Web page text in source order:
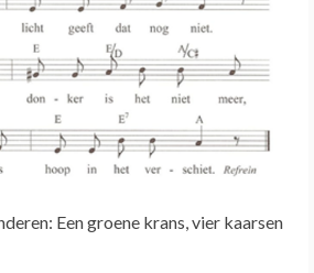
Een groene krans, vier kaarsen